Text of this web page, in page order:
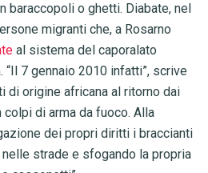
baraccopoli o ghetti. Diabate, nel
migranti che, a Rosarno
al sistema del caporalato
“Il 7 gennaio 2010 infatti”, scrive
di origine africana al ritorno dai
di arma da fuoco. Alla
dei propri diritti i braccianti
strade e sfogando la propria